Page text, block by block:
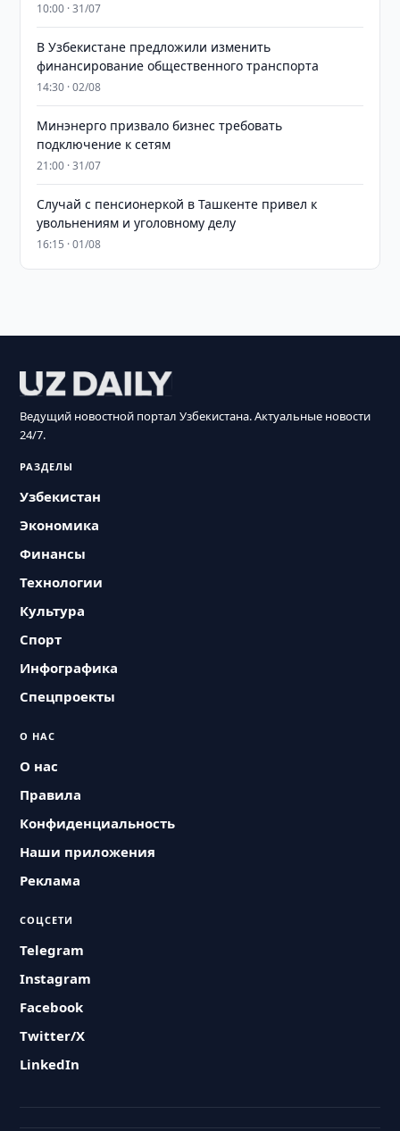
10:00 · 31/07
В Узбекистане предложили изменить
финансирование общественного транспорта
14:30 · 02/08
Минэнерго призвало бизнес требовать
подключение к сетям
21:00 · 31/07
Случай с пенсионеркой в Ташкенте привел к
увольнениям и уголовному делу
16:15 · 01/08
Ведущий новостной портал Узбекистана. Актуальные новости
24/7.
РАЗДЕЛЫ
Узбекистан
Экономика
Финансы
Технологии
Культура
Спорт
Инфографика
Спецпроекты
О НАС
О нас
Правила
Конфиденциальность
Наши приложения
Реклама
СОЦСЕТИ
Telegram
Instagram
Facebook
Twitter/X
LinkedIn